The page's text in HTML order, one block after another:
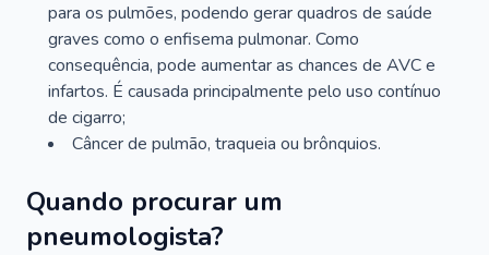
para os pulmões, podendo gerar quadros de saúde
graves como o enfisema pulmonar. Como
consequência, pode aumentar as chances de AVC e
infartos. É causada principalmente pelo uso contínuo
de cigarro;
Câncer de pulmão, traqueia ou brônquios.
Quando procurar um
pneumologista?